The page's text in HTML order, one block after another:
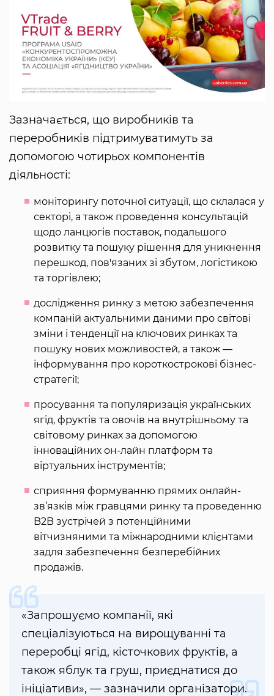
Зазначається, що виробників та
переробників підтримуватимуть за
допомогою чотирьох компонентів
діяльності:
моніторингу поточної ситуації, що склалася у
секторі, а також проведення консультацій
щодо ланцюгів поставок, подальшого
розвитку та пошуку рішення для уникнення
перешкод, пов'язаних зі збутом, логістикою
та торгівлею;
дослідження ринку з метою забезпечення
компаній актуальними даними про світові
зміни і тенденції на ключових ринках та
пошуку нових можливостей, а також —
інформування про короткострокові бізнес-
стратегії;
просування та популяризація українських
ягід, фруктів та овочів на внутрішньому та
світовому ринках за допомогою
інноваційних он-лайн платформ та
віртуальних інструментів;
сприяння формуванню прямих онлайн-
зв’язків між гравцями ринку та проведенню
B2B зустрічей з потенційними
вітчизняними та міжнародними клієнтами
задля забезпечення безперебійних
продажів.
«Запрошуємо компанії, які
спеціалізуються на вирощуванні та
переробці ягід, кісточкових фруктів, а
також яблук та груш, приєднатися до
ініціативи», — зазначили організатори.